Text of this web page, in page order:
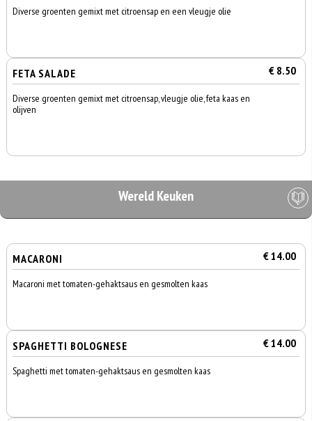
Diverse groenten gemixt met citroensap en een vleugje olie
FETA SALADE € 8.50
Diverse groenten gemixt met citroensap, vleugje olie, feta kaas en
olijven
Wereld Keuken
MACARONI € 14.00
Macaroni met tomaten-gehaktsaus en gesmolten kaas
SPAGHETTI BOLOGNESE € 14.00
Spaghetti met tomaten-gehaktsaus en gesmolten kaas